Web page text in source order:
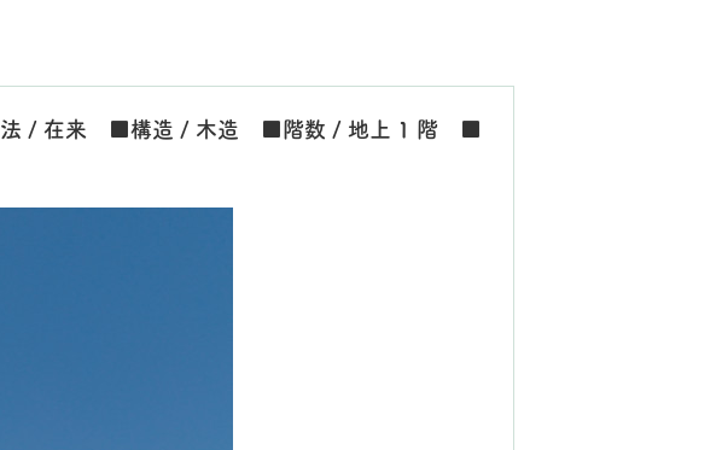
法 / 在来 ■構造 / 木造 ■階数 / 地上 1 階 ■